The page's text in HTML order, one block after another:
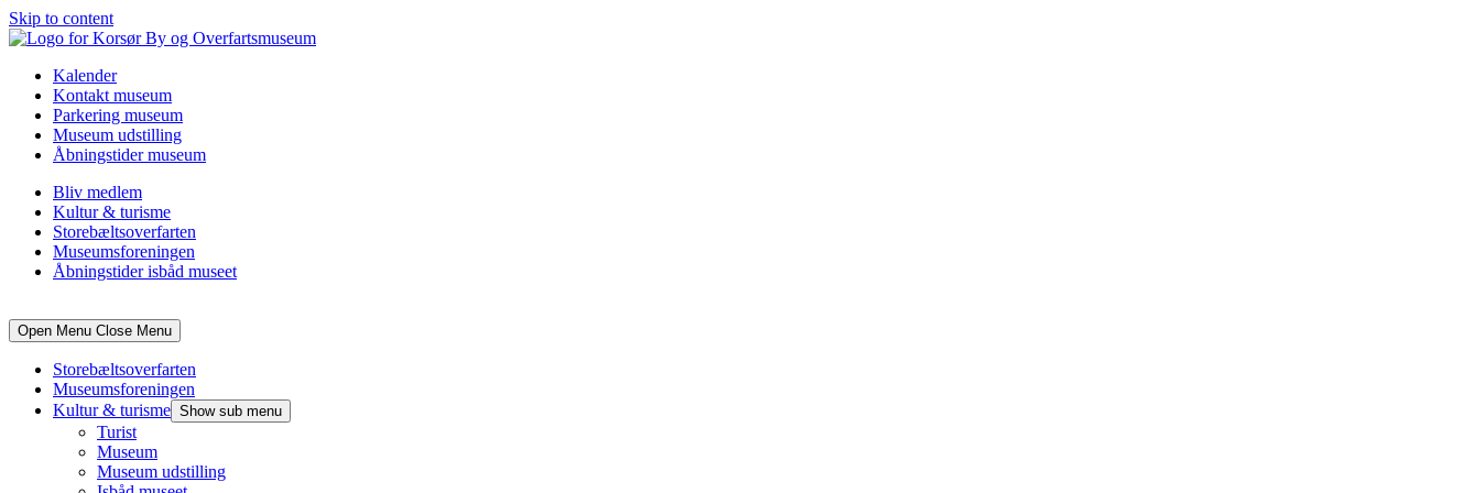
Skip to content
Kalender
Kontakt museum
Parkering museum
Museum udstilling
Åbningstider museum
Bliv medlem
Kultur & turisme
Storebæltsoverfarten
Museumsforeningen
Åbningstider isbåd museet
Open Menu Close Menu
Storebæltsoverfarten
Museumsforeningen
Kultur & turisme Show sub menu
Turist
Museum
Museum udstilling